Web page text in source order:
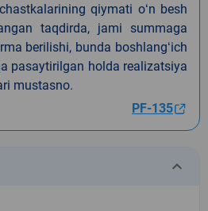
qiymati oʻn besh
taqdirda, jami summaga
berilishi, bunda boshlangʻich
pasaytirilgan holda realizatsiya
mustasno.
PF-135
keyboard_arrow_down